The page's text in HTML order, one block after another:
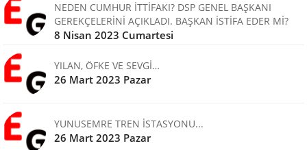
NEDEN CUMHUR İTTİFAKI? DSP GENEL BAŞKANI
GEREKÇELERİNİ AÇIKLADI. BAŞKAN İSTİFA EDER Mİ?
8 Nisan 2023 Cumartesi
YILAN, ÖFKE VE SEVGİ…
26 Mart 2023 Pazar
YUNUSEMRE TREN İSTASYONU...
26 Mart 2023 Pazar